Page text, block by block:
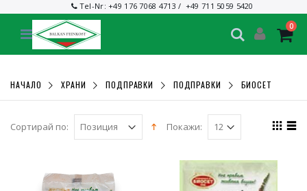
Tel-Nr:+49 176 7068 4713 / +49 711 5059 5420
0
НАЧАЛО ХРАНИ ПОДПРАВКИ ПОДПРАВКИ БИОСЕТ
Сортирай по: Покажи: